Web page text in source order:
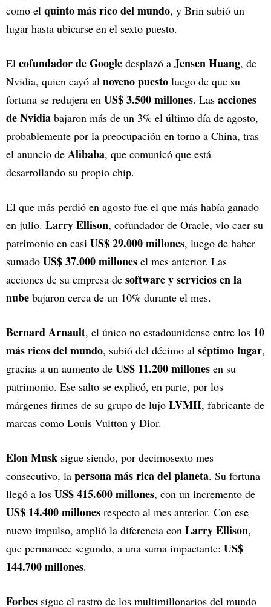
como el quinto más rico del mundo, y Brin subió un
lugar hasta ubicarse en el sexto puesto.
El cofundador de Google desplazó a Jensen Huang, de
Nvidia, quien cayó al noveno puesto luego de que su
fortuna se redujera en US$ 3.500 millones. Las acciones
de Nvidia bajaron más de un 3% el último día de agosto,
probablemente por la preocupación en torno a China, tras
el anuncio de Alibaba, que comunicó que está
desarrollando su propio chip.
El que más perdió en agosto fue el que más había ganado
en julio. Larry Ellison, cofundador de Oracle, vio caer su
patrimonio en casi US$ 29.000 millones, luego de haber
sumado US$ 37.000 millones el mes anterior. Las
acciones de su empresa de software y servicios en la
nube bajaron cerca de un 10% durante el mes.
Bernard Arnault, el único no estadounidense entre los 10
más ricos del mundo, subió del décimo al séptimo lugar,
gracias a un aumento de US$ 11.200 millones en su
patrimonio. Ese salto se explicó, en parte, por los
márgenes firmes de su grupo de lujo LVMH, fabricante de
marcas como Louis Vuitton y Dior.
Elon Musk sigue siendo, por decimosexto mes
consecutivo, la persona más rica del planeta. Su fortuna
llegó a los US$ 415.600 millones, con un incremento de
US$ 14.400 millones respecto al mes anterior. Con ese
nuevo impulso, amplió la diferencia con Larry Ellison,
que permanece segundo, a una suma impactante: US$
144.700 millones.
Forbes sigue el rastro de los multimillonarios del mundo